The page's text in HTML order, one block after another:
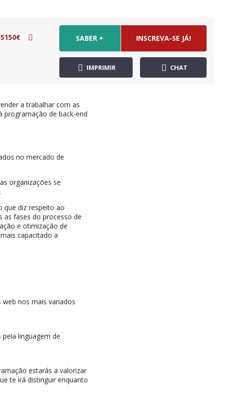
5150€ SABER + INSCREVA-SE JÁ!
IMPRIMIR CHAT
a trabalhar com as
programação de back-end
no mercado de
organizações se
que diz respeito ao
as fases do processo de
e otimização de
capacitado a
nos mais variados
linguagem de
estarás a valorizar
te irá distinguir enquanto